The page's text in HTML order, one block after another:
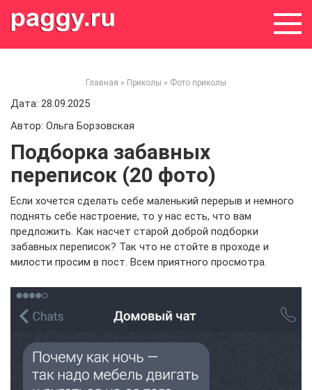
Главная » Приколы » Фото приколы
Дата: 28.09.2025
Автор: Ольга Борзовская
Подборка забавных
переписок (20 фото)
Если хочется сделать себе маленький перерыв и немного
поднять себе настроение, то у нас есть, что вам
предложить. Как насчет старой доброй подборки
забавных переписок? Так что не стойте в проходе и
милости просим в пост. Всем приятного просмотра.